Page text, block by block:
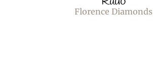
Florence Diamonds